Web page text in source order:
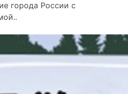
города России с